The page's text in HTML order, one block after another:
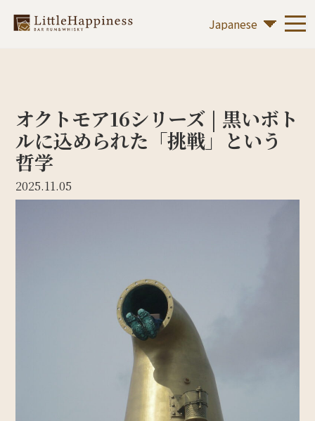
オクトモア16シリーズ | 黒いボト
ルに込められた「挑戦」という
哲学
2025.11.05